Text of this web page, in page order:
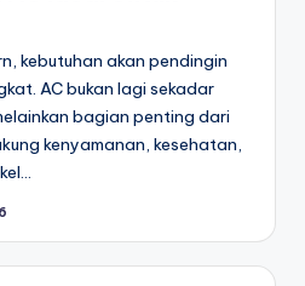
kebutuhan akan pendingin
AC bukan lagi sekadar
bagian penting dari
kenyamanan, kesehatan,